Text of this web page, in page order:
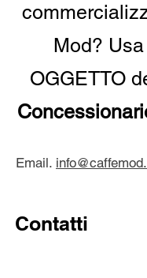
Mod?
OGGETTO
Email.
Contatti